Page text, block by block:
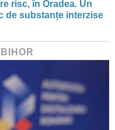
risc, în Oradea. Un
de substanțe interzise